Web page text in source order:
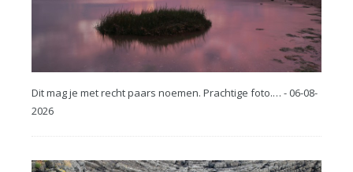
Dit mag je met recht paars noemen. Prachtige foto.… - 06-08-
2026